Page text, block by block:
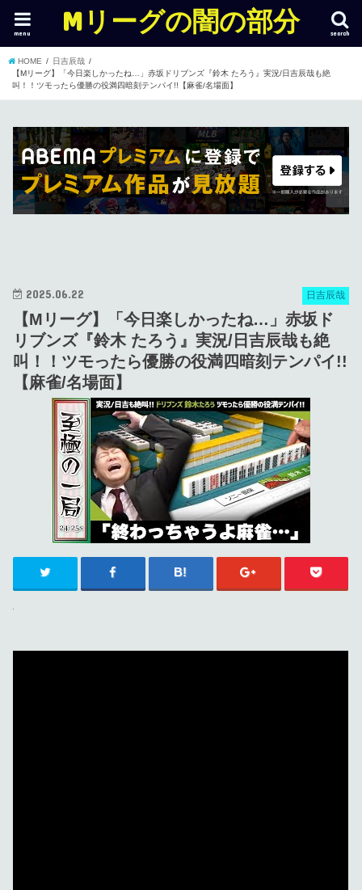
Mリーグの闇の部分 search
menu
HOME
日吉辰哉
【Mリーグ】「今日楽しかったね…」赤坂ドリブンズ『鈴木 たろう』実況/日吉辰哉も絶
叫！！ツモったら優勝の役満四暗刻テンパイ!!【麻雀/名場面】
日吉辰哉
2025.06.22
【Mリーグ】「今日楽しかったね…」赤坂ド
リブンズ『鈴木 たろう』実況/日吉辰哉も絶
叫！！ツモったら優勝の役満四暗刻テンパイ!!
【麻雀/名場面】